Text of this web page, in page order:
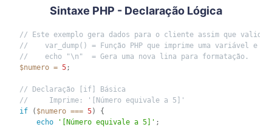
Sintaxe PHP - Declaração Lógica
// Este exemplo gera dados para o cliente assim que
//    var_dump() = Função PHP que imprime uma variável e
//    echo "\n"  = Gera uma nova lina para formatação.
$numero = 5;
// Declaração [if] Básica
//     Imprime: '[Número equivale a 5]'
if
( $numero === 5)
{
echo
'[Número equivale a 5]' ;